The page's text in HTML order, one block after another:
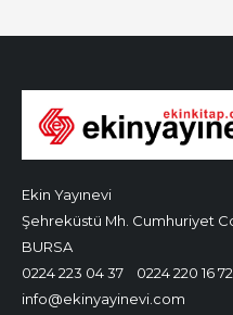
Ekin Yayınevi
Şehreküstü Mh. Cumhuriyet
BURSA
0224 223 04 37
0224 220 16 72
info@ekinyayinevi.com